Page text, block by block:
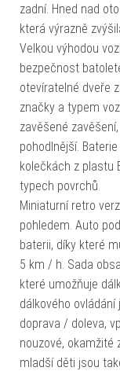
zadní. Hned nad
která výrazně
Velkou výhodou
bezpečnost
otevíratelné dveře
značky a typem
zavěšené
pohodlnější.
kolečkách z plastu
typech povrchů.
Miniaturní retro
pohledem. Auto
baterii, díky které
5 km / h. Sada
které umožňuje
dálkového
doprava / doleva,
nouzové, okamžité
mladší děti jsou